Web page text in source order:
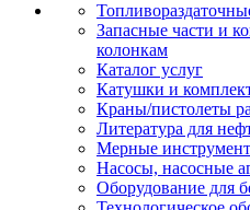
Запасные части и
колонкам
Каталог услуг
Катушки и
Краны/пистолеты
Литература для
Мерные
Насосы, насосные
Оборудование для